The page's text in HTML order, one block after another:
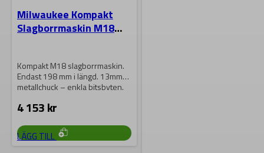
Milwaukee Kompakt
Slagborrmaskin M18
Kompakt M18 slagborrmaskin.
Endast 198 mm i längd. 13mm
metallchuck – enkla bitsbyten.
4 153kr
LÄGG TILL